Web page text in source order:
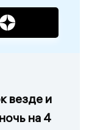
везде и
на 4